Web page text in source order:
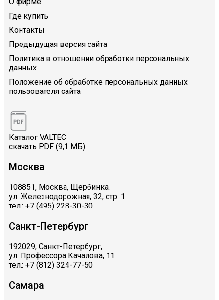
Где купить
Контакты
Предыдущая версия сайта
Политика в отношении обработки персональных
данных
Положение об обработке персональных данных
пользователя сайта
Каталог VALTEC
скачать PDF (9,1 МБ)
Москва
108851, Москва, Щербинка,
ул. Железнодорожная, 32, стр. 1
тел.: +7 (495) 228-30-30
Санкт-Петербург
192029, Санкт-Петербург,
ул. Профессора Качалова, 11
тел.: +7 (812) 324-77-50
Самара